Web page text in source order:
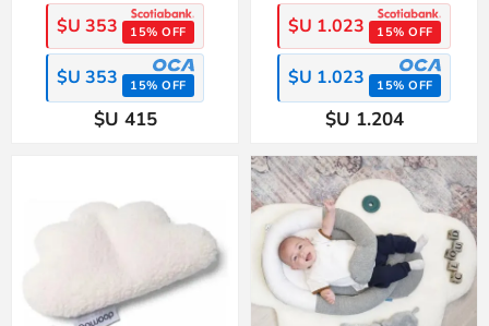
$U 353 15% OFF
$U 353 15% OFF
$U 415
$U 1.023 15% OFF
$U 1.023 15% OFF
$U 1.204